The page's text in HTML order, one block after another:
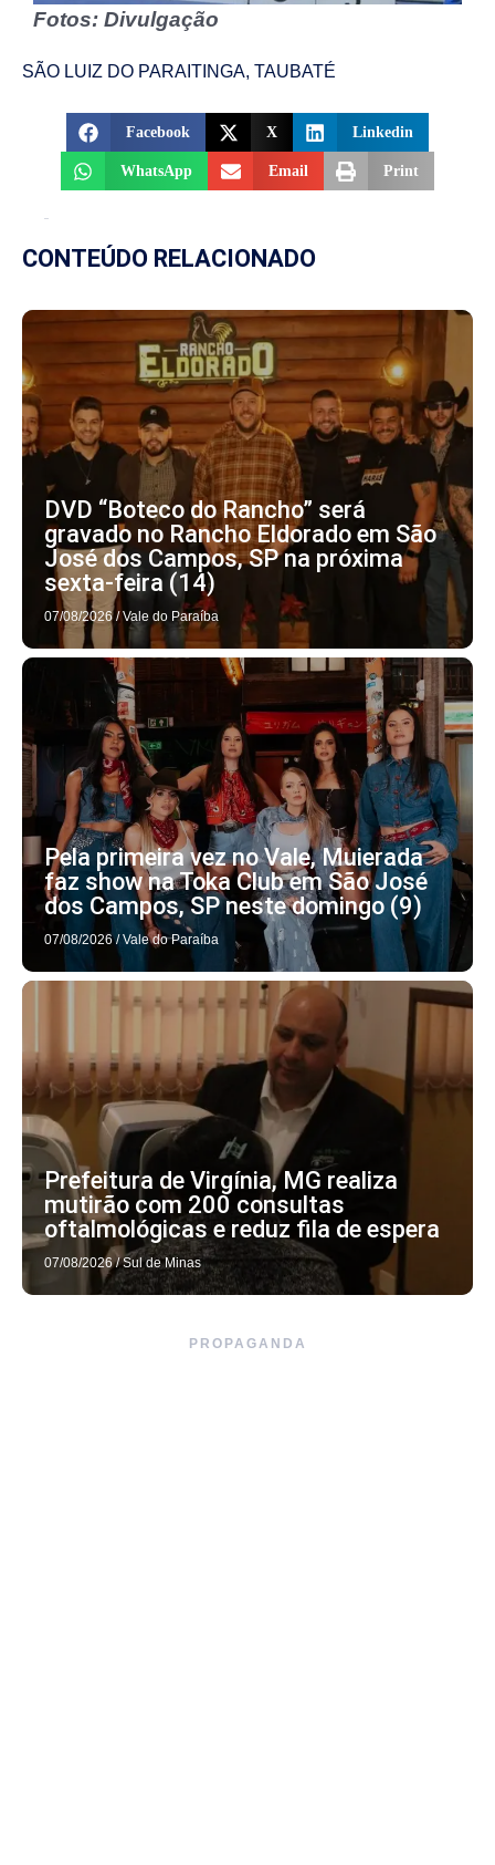
Fotos: Divulgação
SÃO LUIZ DO PARAITINGA, TAUBATÉ
Facebook X Linkedin
WhatsApp Email Print
CONTEÚDO RELACIONADO
DVD “Boteco do Rancho” será
gravado no Rancho Eldorado em São
José dos Campos, SP na próxima
sexta-feira (14)
07/08/2026 / Vale do Paraíba
Pela primeira vez no Vale, Muierada
faz show na Toka Club em São José
dos Campos, SP neste domingo (9)
07/08/2026 / Vale do Paraíba
Prefeitura de Virgínia, MG realiza
mutirão com 200 consultas
oftalmológicas e reduz fila de espera
07/08/2026 / Sul de Minas
PROPAGANDA